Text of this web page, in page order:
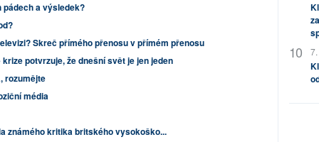
a výsledek?
Skreč přímého přenosu v přímém přenosu
potvrzuje, že dnešní svět je jen jeden
rozumějte
média
známého kritika britského vysokoško...